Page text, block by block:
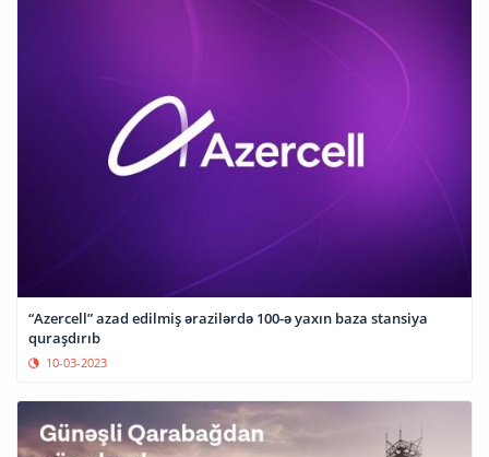
“Azercell” azad edilmiş ərazilərdə 100-ə yaxın baza stansiya
quraşdırıb
10-03-2023